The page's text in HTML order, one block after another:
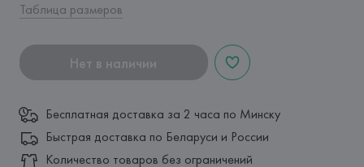
Таблица размеров
Нет в наличии
Бесплатная доставка за 2 часа по Минску
Быстрая доставка по Беларуси и России
Количество товаров без ограничений